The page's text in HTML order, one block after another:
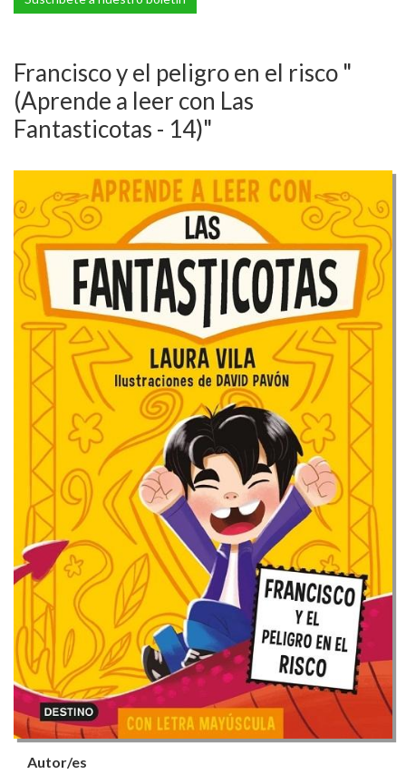
Francisco y el peligro en el risco "
(Aprende a leer con Las
Fantasticotas - 14)"
Autor/es